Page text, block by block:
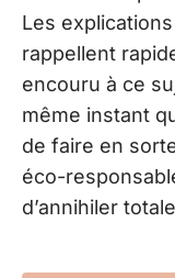
Les
rappellent
encouru à ce
même instant
de faire en
éco-
d’annihiler